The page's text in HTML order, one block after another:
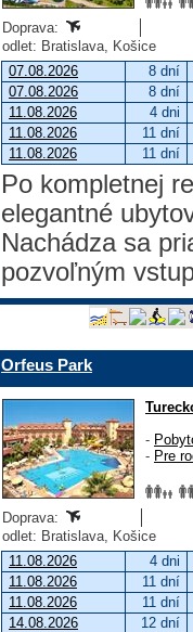
Doprava:
odlet: Bratislava, Košice
07.08.2026
8 dní
07.08.2026
8 dní
11.08.2026
4 dni
11.08.2026
11 dní
11.08.2026
11 dní
Po kompletnej
elegantné
Nachádza sa
pozvoľným
Orfeus Park
-
- Pre
Doprava:
odlet: Bratislava, Košice
11.08.2026
4 dni
11.08.2026
11 dní
11.08.2026
11 dní
14.08.2026
12 dní